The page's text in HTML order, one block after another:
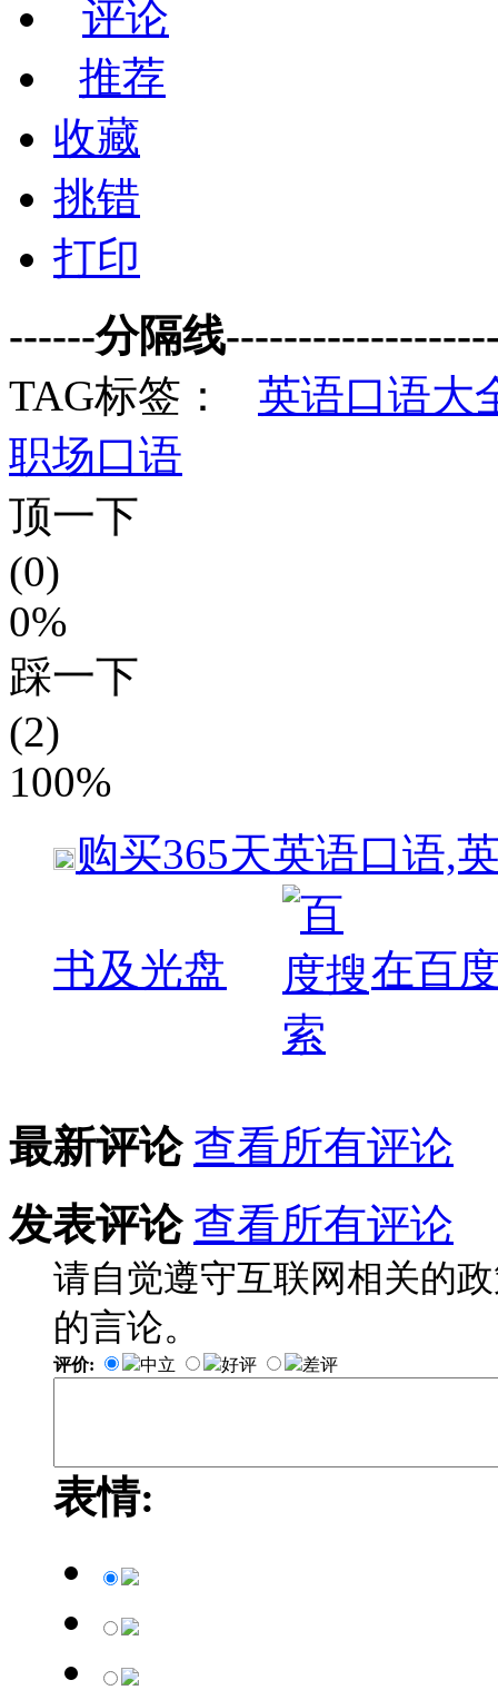
评论
推荐
收藏
挑错
打印
------分隔线
TAG标签：
英语口语大
职场口语
顶一下
(0)
0%
踩一下
(2)
100%
购买365天英语口语,
书及光盘 在百
最新评论 查看所有评论
发表评论 查看所有评论
请自觉遵守互联网相关的
的言论。
评价: 中立 好评 差评
表情: